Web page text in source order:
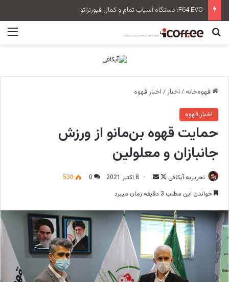
سن‌رمو زویی بلند Tall Cup
جستجو برای
قهوه‌خانه / اخبار / اخبار قهوه
اخبار قهوه
حمایت قهوه بن‌مانو از ورزش
جانبازان و معلولین
تحریریه آیکافی
F
l
o
o
n
X
ا
ل
ی
8 اکتبر 2021 0
530
خواندن این مطلب 3 دقیقه زمان میبرد